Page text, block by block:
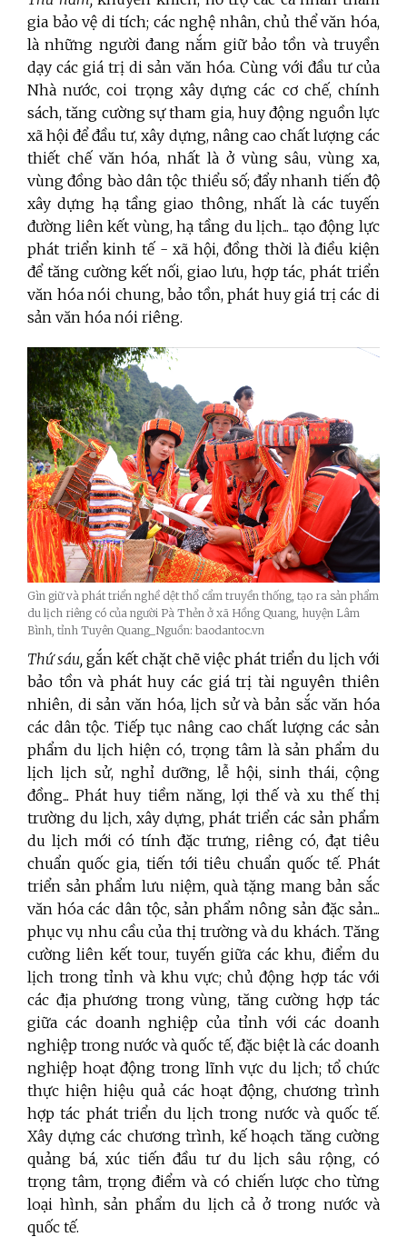
gia bảo vệ di tích; các nghệ nhân, chủ thể văn hóa,
là những người đang nắm giữ bảo tồn và truyền
dạy các giá trị di sản văn hóa. Cùng với đầu tư của
Nhà nước, coi trọng xây dựng các cơ chế, chính
sách, tăng cường sự tham gia, huy động nguồn lực
xã hội để đầu tư, xây dựng, nâng cao chất lượng các
thiết chế văn hóa, nhất là ở vùng sâu, vùng xa,
vùng đồng bào dân tộc thiểu số; đẩy nhanh tiến độ
xây dựng hạ tầng giao thông, nhất là các tuyến
đường liên kết vùng, hạ tầng du lịch... tạo động lực
phát triển kinh tế - xã hội, đồng thời là điều kiện
để tăng cường kết nối, giao lưu, hợp tác, phát triển
văn hóa nói chung, bảo tồn, phát huy giá trị các di
sản văn hóa nói riêng.
Gìn giữ và phát triển nghề dệt thổ cẩm truyền thống, tạo ra sản phẩm
du lịch riêng có của người Pà Thẻn ở xã Hồng Quang, huyện Lâm
Bình, tỉnh Tuyên Quang_Nguồn: baodantoc.vn
Thứ sáu, gắn kết chặt chẽ việc phát triển du lịch với
bảo tồn và phát huy các giá trị tài nguyên thiên
nhiên, di sản văn hóa, lịch sử và bản sắc văn hóa
các dân tộc. Tiếp tục nâng cao chất lượng các sản
phẩm du lịch hiện có, trọng tâm là sản phẩm du
lịch lịch sử, nghỉ dưỡng, lễ hội, sinh thái, cộng
đồng... Phát huy tiềm năng, lợi thế và xu thế thị
trường du lịch, xây dựng, phát triển các sản phẩm
du lịch mới có tính đặc trưng, riêng có, đạt tiêu
chuẩn quốc gia, tiến tới tiêu chuẩn quốc tế. Phát
triển sản phẩm lưu niệm, quà tặng mang bản sắc
văn hóa các dân tộc, sản phẩm nông sản đặc sản...
phục vụ nhu cầu của thị trường và du khách. Tăng
cường liên kết tour, tuyến giữa các khu, điểm du
lịch trong tỉnh và khu vực; chủ động hợp tác với
các địa phương trong vùng, tăng cường hợp tác
giữa các doanh nghiệp của tỉnh với các doanh
nghiệp trong nước và quốc tế, đặc biệt là các doanh
nghiệp hoạt động trong lĩnh vực du lịch; tổ chức
thực hiện hiệu quả các hoạt động, chương trình
hợp tác phát triển du lịch trong nước và quốc tế.
Xây dựng các chương trình, kế hoạch tăng cường
quảng bá, xúc tiến đầu tư du lịch sâu rộng, có
trọng tâm, trọng điểm và có chiến lược cho từng
loại hình, sản phẩm du lịch cả ở trong nước và
quốc tế.